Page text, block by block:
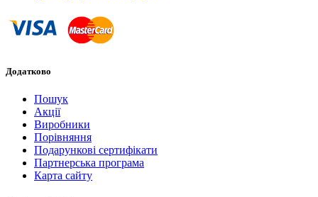
Додатково
Пошук
Акції
Виробники
Порівняння
Подарункові сертифікати
Партнерська програма
Карта сайту